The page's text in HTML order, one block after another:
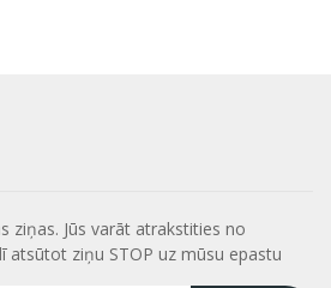
ziņas. Jūs varāt atrakstities no
atsūtot ziņu STOP uz mūsu epastu